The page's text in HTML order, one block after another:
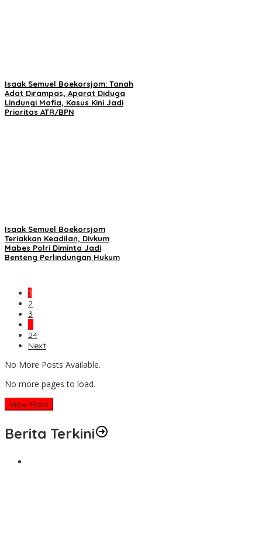
Isaak Semuel Boekorsjom: Tanah
Adat Dirampas, Aparat Diduga
Lindungi Mafia, Kasus Kini Jadi
Prioritas ATR/BPN
Isaak Semuel Boekorsjom
Teriakkan Keadilan, Divkum
Mabes Polri Diminta Jadi
Benteng Perlindungan Hukum
1
2
3
…
24
Next
No More Posts Available.
No more pages to load.
View More
Berita Terkini